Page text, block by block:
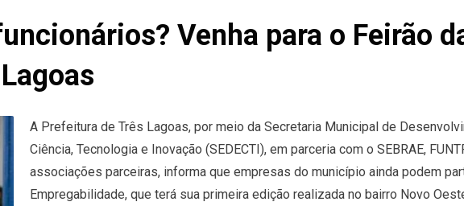
Venha para o Feirão
A Prefeitura de Três Lagoas, por meio da Secretaria Municipal de
Ciência, Tecnologia e Inovação (SEDECTI), em parceria com o SEBRAE,
associações parceiras, informa que empresas do município ainda podem
Empregabilidade, que terá sua primeira edição realizada no bairro Novo